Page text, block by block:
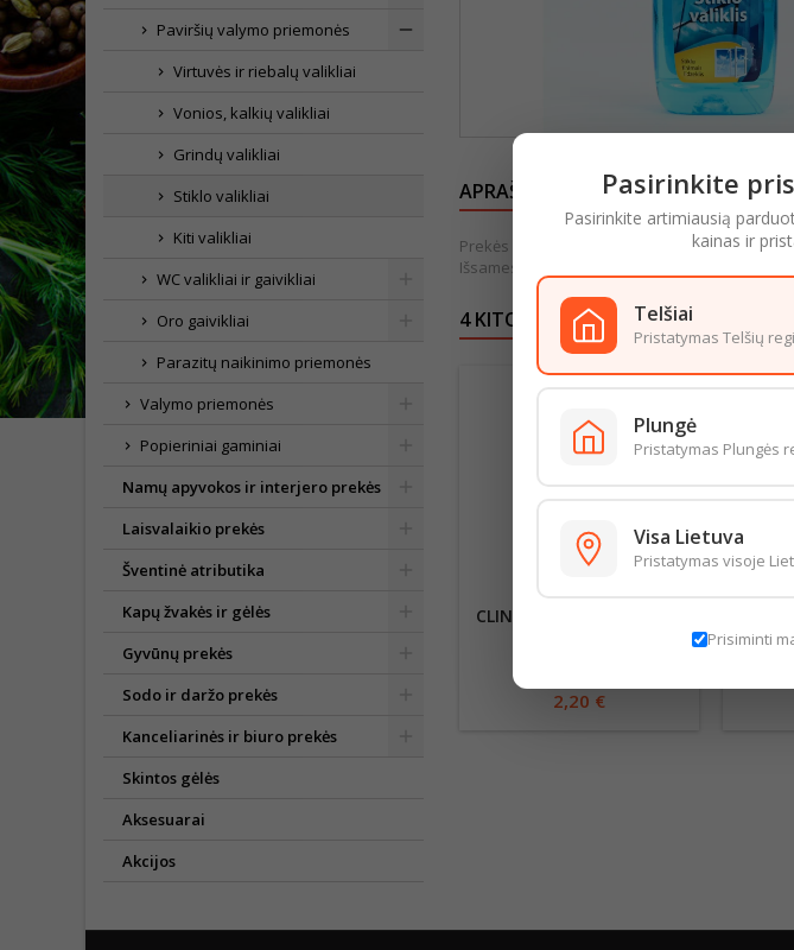
Paviršių valymo priemonės
Virtuvės ir riebalų valikliai
Vonios, kalkių valikliai
Grindų valikliai
Stiklo valikliai
Kiti valikliai
WC valikliai ir gaivikliai
Oro gaivikliai
Parazitų naikinimo priemonės
Valymo priemonės
Popieriniai gaminiai
Namų apyvokos ir interjero prekės
Laisvalaikio prekės
Šventinė atributika
Kapų žvakės ir gėlės
Gyvūnų prekės
Sodo ir daržo prekės
Kanceliarinės ir biuro prekės
Skintos gėlės
Aksesuarai
Akcijos
APRAŠYMAS IŠSAMI PREKĖS
Prekės išvaizda gali šiek tiek skirtis nuo
Išsamesnė informacija pateikiama ant
4 KITOS PREKĖS TOJE PAČIOJE
CLIN LANGŲ VALIKLIS PRO
2,20 €
Pasirinkite
Pasirinkite artimiausią
kainas ir
Telšiai
Pristatymas Telšių
Plungė
Pristatymas Plungės
Visa Lietuva
Pristatymas visoje
Prisiminti